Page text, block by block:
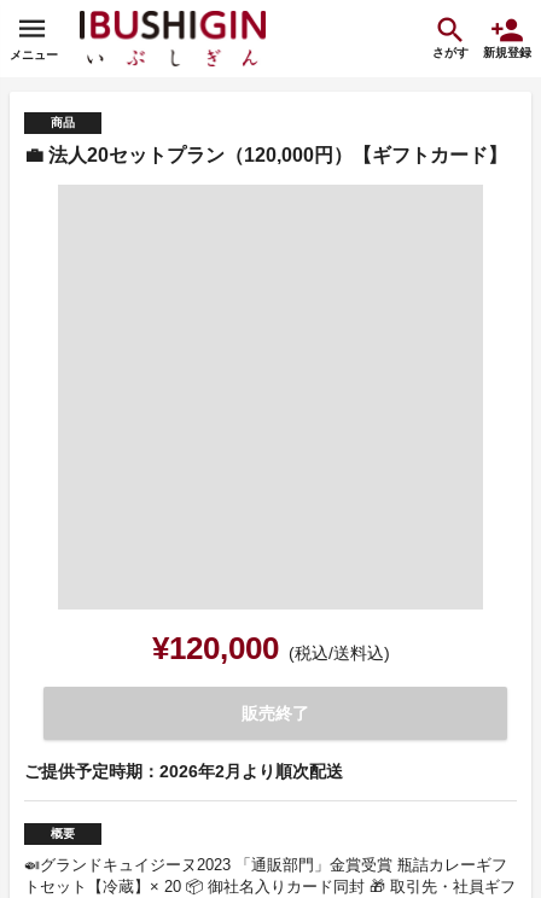
メニュー さがす 新規登録
商品
💼 法人20セットプラン（120,000円）【ギフトカード】
¥120,000 (税込/送料込)
販売終了
ご提供予定時期：2026年2月より順次配送
概要
🍛グランドキュイジーヌ2023 「通販部門」金賞受賞 瓶詰カレーギフ
トセット【冷蔵】× 20 📦 御社名入りカード同封 🎁 取引先・社員ギフ